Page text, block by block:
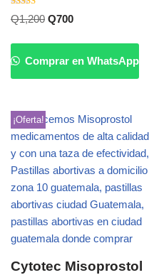
Valorado
con
Q1,200 Q700
Comprar en WhatsApp
¡Oferta!
Cytotec Misoprostol